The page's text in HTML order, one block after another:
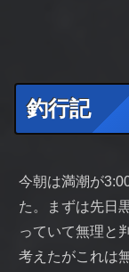
釣行記
今朝は満潮が
た。まずは先日
っていて無理と
考えたがこれは